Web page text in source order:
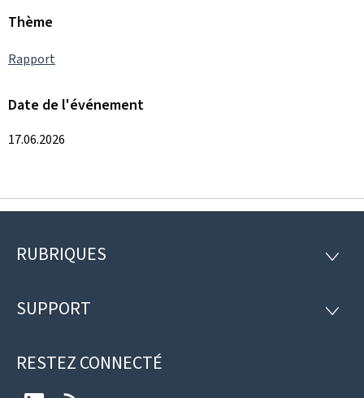
Thème
Rapport
Date de l'événement
17.06.2026
Pied
page
RUBRIQUES
SUPPORT
RESTEZ CONNECTÉ